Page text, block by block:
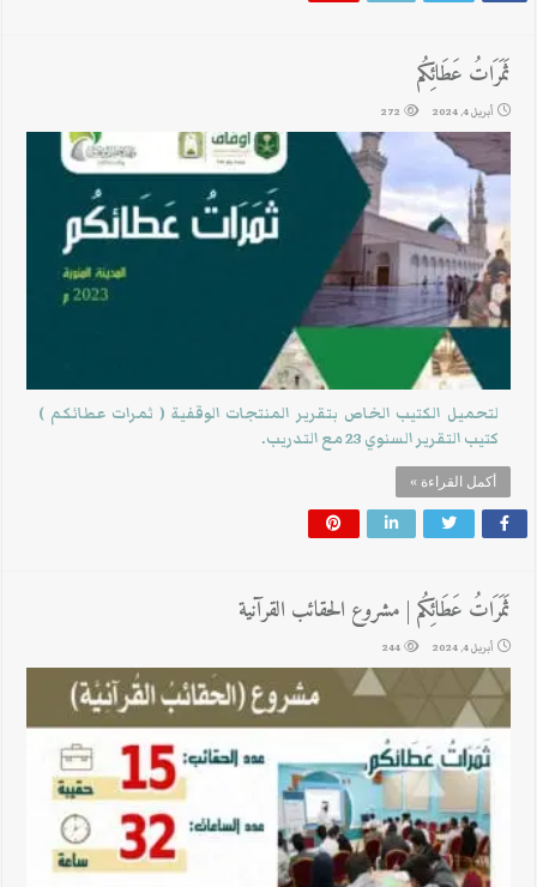
ثَمَرَاتُ عَطَائِكُم
أبريل 4, 2024 272
لتحميل الكتيب الخاص بتقرير المنتجات الوقفية ( ثمرات عطائكم )
كتيب التقرير السنوي 23 مع التدريب.
أكمل القراءة »
ثَمَرَاتُ عَطَائِكُم | مشروع الحقائب القرآنية
أبريل 4, 2024 244